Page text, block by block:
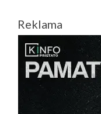
Reklama